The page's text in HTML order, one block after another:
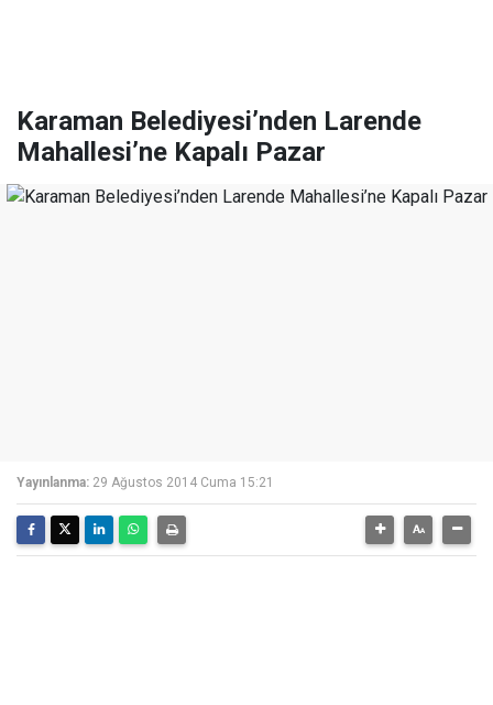
Karaman Belediyesi’nden Larende
Mahallesi’ne Kapalı Pazar
Yayınlanma: 29 Ağustos 2014 Cuma 15:21